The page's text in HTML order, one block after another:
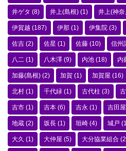
井ゲタ (8) 井上(島根) (1) 井上(神
伊賀越 (187) 伊那 (1) 伊集院 (3)
佐吉 (2) 佐星 (1) 佐藤 (10) 信州
八二 (1) 八木澤 (9) 内池 (18) 内
加藤(島根) (2) 加賀 (1) 加賀屋 (16)
北村 (1) 千代緑 (1) 古代柱 (3)
吉市 (1) 吉本 (6) 吉永 (1) 吉田屋
地蔵 (2) 坂長 (1) 垣崎 (4) 城戸
大久 (1) 大仲屋 (5) 大分協業組合